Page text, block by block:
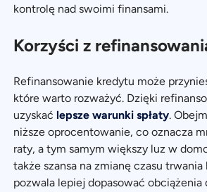
kontrolę nad swoimi finansami.
Korzyści z
Refinansowanie kredytu może
które warto rozważyć. Dzięki
uzyskać lepsze warunki spłaty.
niższe oprocentowanie, co oznacza
raty, a tym samym większy luz w
także szansa na zmianę czasu
pozwala lepiej dopasować obciążenia